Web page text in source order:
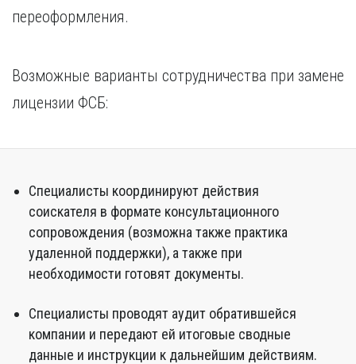
переоформления.
Возможные варианты сотрудничества при замене
лицензии ФСБ:
Специалисты координируют действия
соискателя в формате консультационного
сопровождения (возможна также практика
удаленной поддержки), а также при
необходимости готовят документы.
Специалисты проводят аудит обратившейся
компании и передают ей итоговые сводные
данные и инструкции к дальнейшим действиям.